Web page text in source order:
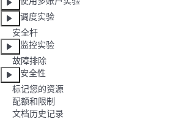
调度实验
安全杆
监控实验
故障排除
安全性
标记您的资源
配额和限制
文档历史记录